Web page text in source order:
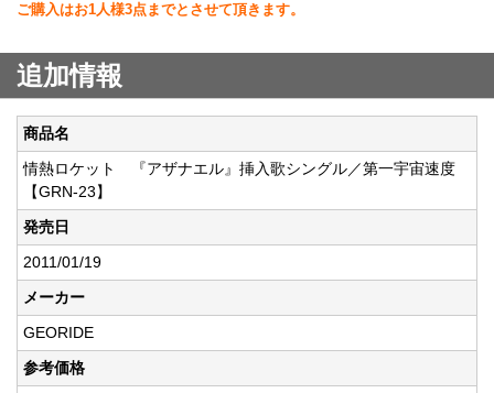
ご購入はお1人様3点までとさせて頂きます。
追加情報
商品名
情熱ロケット 『アザナエル』挿入歌シングル／第一宇宙速度
【GRN-23】
発売日
2011/01/19
メーカー
GEORIDE
参考価格